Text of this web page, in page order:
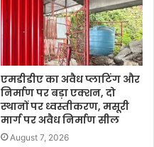
एमडीडीए का अवैध प्लाटिंग और
निर्माण पर बड़ा एक्शन, दो
स्थानों पर ध्वस्तीकरण, मसूरी
मार्ग पर अवैध निर्माण सील
August 7, 2026